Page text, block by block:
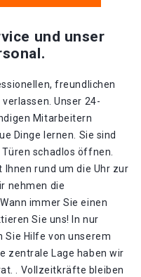
und unser
freundlichen
Unser 24-
Mitarbeitern
Dinge lernen. Sie sind
schadlos öffnen.
rund um die Uhr zur
nehmen die
immer Sie einen
Sie uns! In nur
Sie Hilfe von unserem
zentrale Lage haben wir
. Vollzeitkräfte bleiben